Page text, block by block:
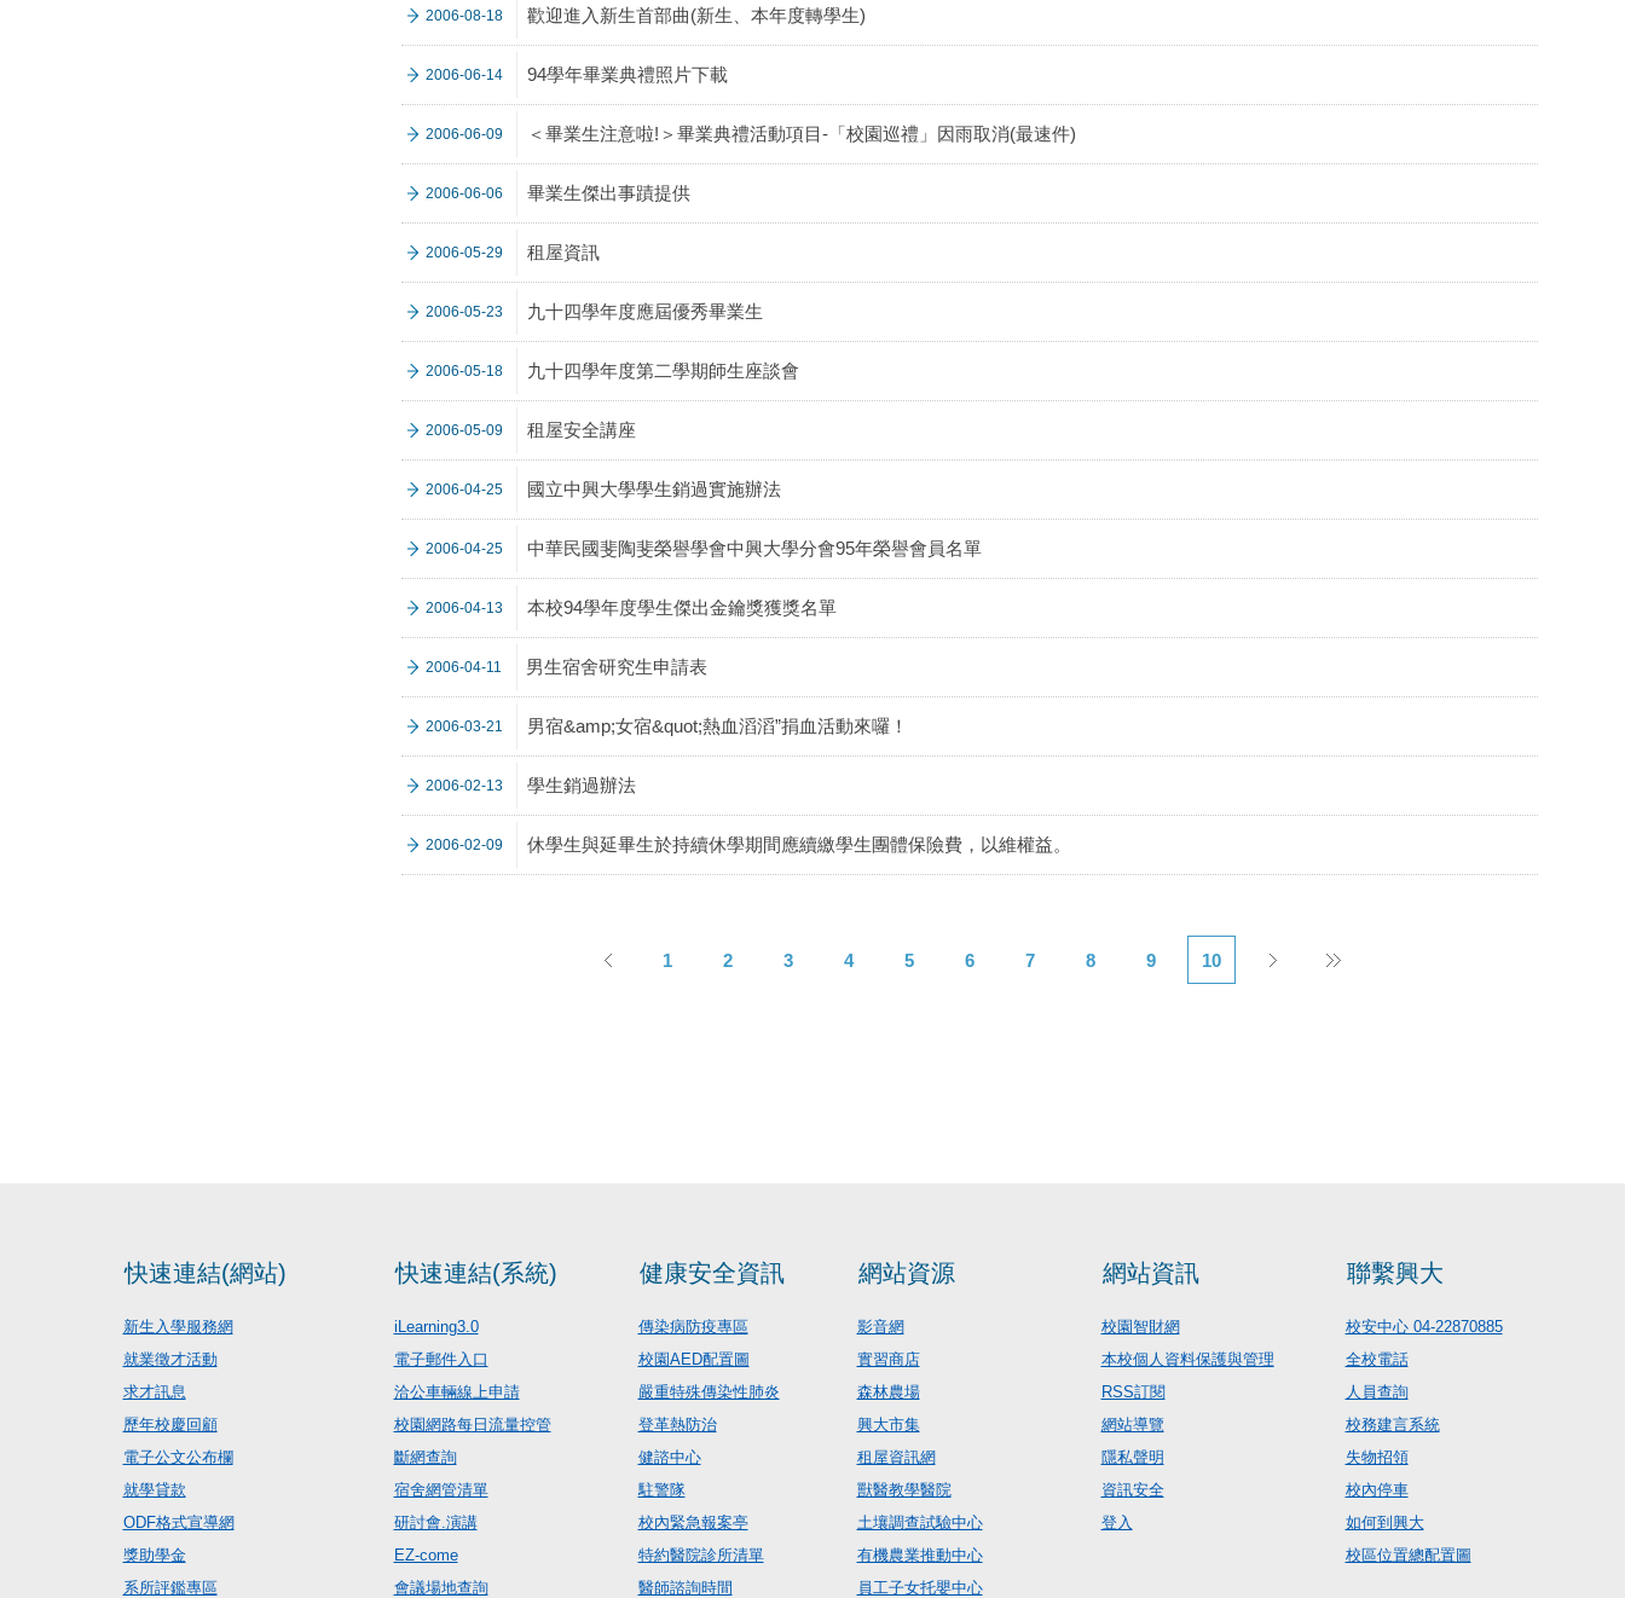
2006-08-18 歡迎進入新生首部曲(新生、本年度轉學生)
2006-06-14 94學年畢業典禮照片下載
2006-06-09 ＜畢業生注意啦!＞畢業典禮活動項目-「校園巡禮」因雨取消(最速件)
2006-06-06 畢業生傑出事蹟提供
2006-05-29 租屋資訊
2006-05-23 九十四學年度應屆優秀畢業生
2006-05-18 九十四學年度第二學期師生座談會
2006-05-09 租屋安全講座
2006-04-25 國立中興大學學生銷過實施辦法
2006-04-25 中華民國斐陶斐榮譽學會中興大學分會95年榮譽會員名單
2006-04-13 本校94學年度學生傑出金鑰獎獲獎名單
2006-04-11 男生宿舍研究生申請表
2006-03-21 男宿&amp;女宿&quot;熱血滔滔”捐血活動來囉！
2006-02-13 學生銷過辦法
2006-02-09 休學生與延畢生於持續休學期間應續繳學生團體保險費，以維權益。
1 2 3 4 5 6 7 8 9 10
快速連結(網站)
新生入學服務網
就業徵才活動
求才訊息
歷年校慶回顧
電子公文公布欄
就學貸款
ODF格式宣導網
獎助學金
系所評鑑專區
快速連結(系統)
iLearning3.0
電子郵件入口
洽公車輛線上申請
校園網路每日流量控管
斷網查詢
宿舍網管清單
研討會.演講
EZ-come
會議場地查詢
健康安全資訊
傳染病防疫專區
校園AED配置圖
嚴重特殊傳染性肺炎
登革熱防治
健諮中心
駐警隊
校內緊急報案亭
特約醫院診所清單
醫師諮詢時間
網站資源
影音網
實習商店
森林農場
興大市集
租屋資訊網
獸醫教學醫院
土壤調查試驗中心
有機農業推動中心
員工子女托嬰中心
網站資訊
校園智財網
本校個人資料保護與管理
RSS訂閱
網站導覽
隱私聲明
資訊安全
登入
聯繫興大
校安中心 04-22870885
全校電話
人員查詢
校務建言系統
失物招領
校內停車
如何到興大
校區位置總配置圖